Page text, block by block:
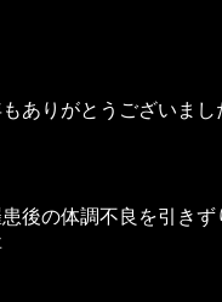
ありがとうございまし
後の体調不良を引きず